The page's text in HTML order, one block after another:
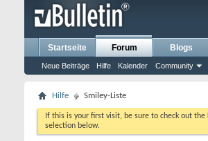
Startseite Forum
Neue Beiträge Hilfe Kalender Community
Blogs
Hilfe Smiley-Liste
If this is your first visit, be sure to check out the
selection below.